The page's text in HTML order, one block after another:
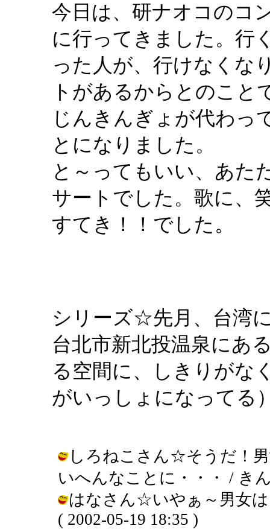
今日は、研ナオコのコ
に行ってきました。行
った人が、行けなくな
トがあるからとのこと
じんきんぎょが代わっ
とになりました。
と～ってもいい、あた
サートでした。歌に、
すてき！！でした。
シリーズ☆先月、台湾
台北市新北投温泉にあ
る空間に、しきりがな
がいっしょになってる
しろねこさん☆そうだ！
いへんなことに・・・ / き
はなさん☆いやぁ～男女
( 2002-05-19 18:35 )